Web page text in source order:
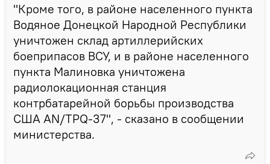
"Кроме того, в районе населенного пункта
Водяное Донецкой Народной Республики
уничтожен склад артиллерийских
боеприпасов ВСУ, и в районе населенного
пункта Малиновка уничтожена
радиолокационная станция
контрбатарейной борьбы производства
США AN/ТPQ-37", - сказано в сообщении
министерства.